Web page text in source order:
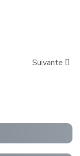
Suivante